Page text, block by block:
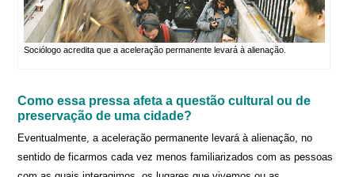
Sociólogo acredita que a aceleração permanente levará à alienação.
Como essa pressa afeta a questão cultural ou de
preservação de uma cidade?
Eventualmente, a aceleração permanente levará à alienação, no
sentido de ficarmos cada vez menos familiarizados com as pessoas